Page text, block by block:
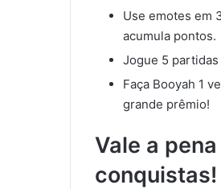
Use emotes em
acumula pontos.
Jogue 5 partidas
Faça Booyah 1
grande prêmio!
Vale a
conquistas!